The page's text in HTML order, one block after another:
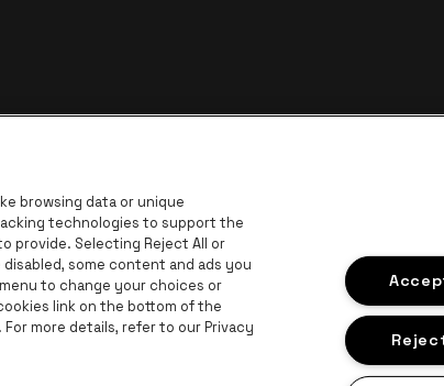
de Europcar Visitez le site de Voka Limburg
Visitez le site de Jupiler
Pommery
site de Le logo Jameson en blanc cassé
Visitez le site de Le logo Lillet en
Visitez
browsing data or unique
technologies to support the
provide. Selecting Reject All or
some content and ads you
to change your choices or
link on the bottom of the
more details, refer to our Privacy